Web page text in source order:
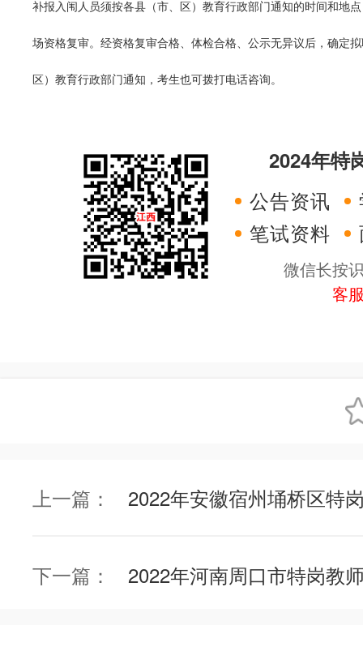
补报入闱人员须按各县（市、区）教育行政部门通知的时间和地
场资格复审。经资格复审合格、体检合格、公示无异议后，确定
区）教育行政部门通知，考生也可拨打电话咨询。
2024年特
公告资讯
笔试资料
微信长按
客
上一篇：
下一篇：